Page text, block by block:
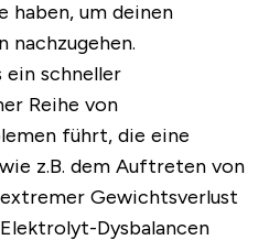
haben, um deinen
ein schneller
Reihe von
führt, die eine
z.B. dem Auftreten von
Gewichtsverlust
Dysbalancen